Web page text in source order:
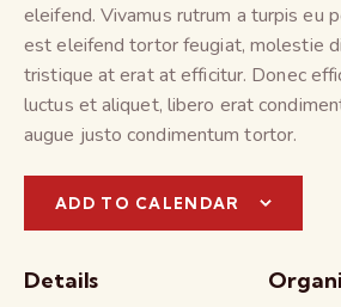
eleifend. Vivamus rutrum a turpis eu
est eleifend tortor feugiat, molestie
tristique at erat at efficitur. Donec
luctus et aliquet, libero erat
augue justo condimentum tortor.
ADD TO CALENDAR
Details